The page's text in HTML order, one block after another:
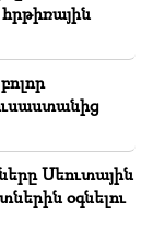
է
Սեուտային
օգնելու